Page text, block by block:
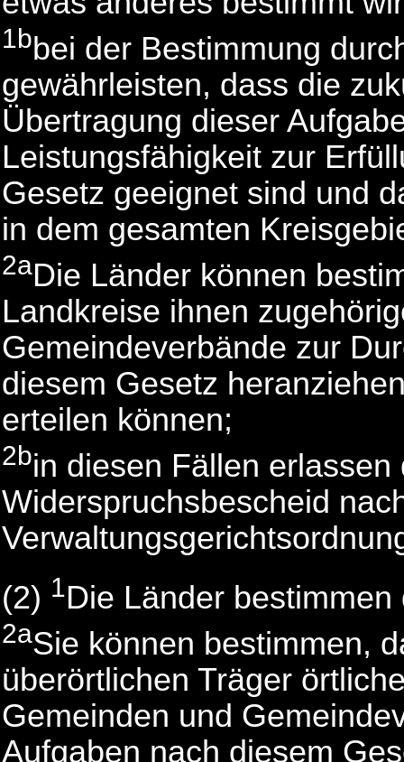
1bbei der Bestimmung
gewährleisten, dass die
Übertragung dieser
Leistungsfähigkeit zur
Gesetz geeignet sind und
in dem gesamten
2aDie Länder können
Landkreise ihnen
Gemeindeverbände zur
diesem Gesetz
erteilen können;
2bin diesen Fällen
Widerspruchsbescheid
(2) 1Die Länder
2aSie können bestimmen,
überörtlichen Träger
Gemeinden und
Aufgaben nach diesem